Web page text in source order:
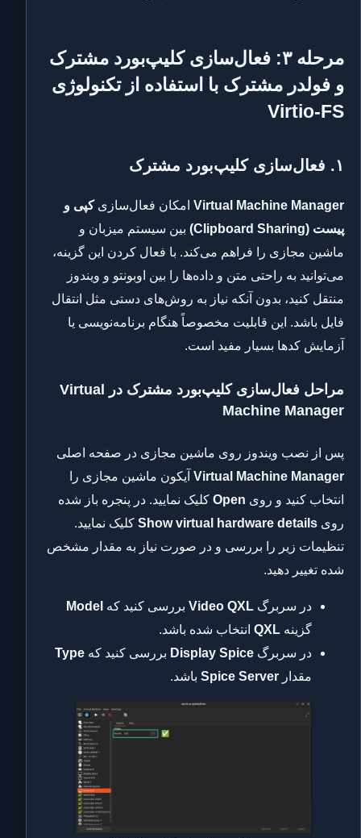
مرحله ۳: فعال‌سازی کلیپ‌بورد مشترک
و فولدر مشترک با استفاده از تکنولوژی
Virtio-FS
۱. فعال‌سازی کلیپ‌بورد مشترک
Virtual Machine Manager امکان فعال‌سازیکپی و
پیست (Clipboard Sharing)
بین سیستم میزبان و
ماشین مجازی را فراهم می‌کند. با فعال کردن این گزینه،
می‌توانید به راحتی متن و داده‌ها را بین اوبونتو و ویندوز
منتقل کنید، بدون آنکه نیاز به روش‌های دستی مثل انتقال
فایل باشد. این قابلیت مخصوصاً هنگام برنامه‌نویسی یا
آزمایش کدها بسیار مفید است.
مراحل فعال‌سازی کلیپ‌بورد مشترک در Virtual
Machine Manager
پس از نصب ویندوز روی ماشین مجازی در صفحه اصلی
Virtual Machine Manager آیکون ماشین مجازی را
انتخاب کنید و روی Open کلیک نمایید. در پنجره باز شده
روی Show virtual hardware details کلیک نمایید.
تنظیمات زیر را بررسی و در صورت نیاز به مقدار مشخص
شده تغییر دهید.
در سربرگ Video QXL بررسی کنید که Model
گزینه QXL انتخاب شده باشد.
در سربرگ Display Spice بررسی کنید که Type
مقدار Spice Server باشد.